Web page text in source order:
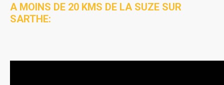
A MOINS DE 20 KMS DE LA SUZE SUR
SARTHE: